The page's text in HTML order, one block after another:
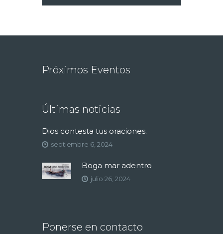
Próximos Eventos
Últimas noticias
Dios contesta tus oraciones.
septiembre 6, 2024
Boga mar adentro
julio 26, 2024
Ponerse en contacto